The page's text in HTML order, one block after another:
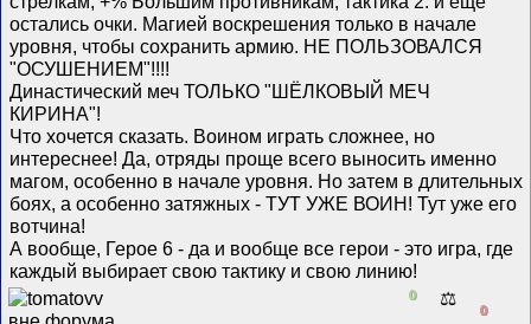
остались очки. Магией воскрешения только в начале
уровня, чтобы сохранить армию. НЕ ПОЛЬЗОВАЛСЯ
"ОСУШЕНИЕМ"!!!!
Династический меч ТОЛЬКО "ШЁЛКОВЫЙ МЕЧ
КИРИНА"!
Что хочется сказать. Воином играть сложнее, но
интереснее! Да, отряды проще всего выносить именно
магом, особенно в начале уровня. Но затем в длительных
боях, а особенно затяжных - ТУТ УЖЕ ВОИН! Тут уже его
вотчина!
А вообще, Герое 6 - да и вообще все герои - это игра, где
каждый выбирает свою тактику и свою линию!
0 ⚖️
0